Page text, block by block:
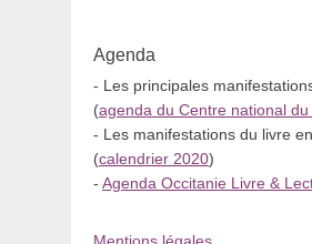
Agenda
- Les principales
(agenda du Centre national du
- Les manifestations du livre
(calendrier 2020)
- Agenda Occitanie Livre &
Mentions légales